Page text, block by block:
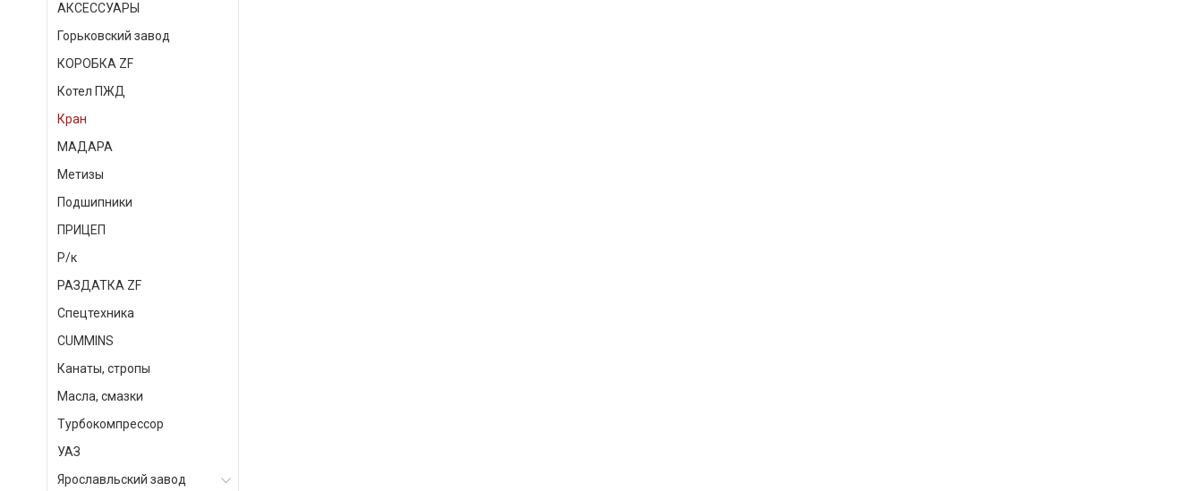
АКСЕССУАРЫ
Горьковский завод
КОРОБКА ZF
Котел ПЖД
Кран
МАДАРА
Метизы
Подшипники
ПРИЦЕП
Р/к
РАЗДАТКА ZF
Спецтехника
СUMMINS
Канаты, стропы
Масла, смазки
Турбокомпрессор
УАЗ
Ярославльский завод